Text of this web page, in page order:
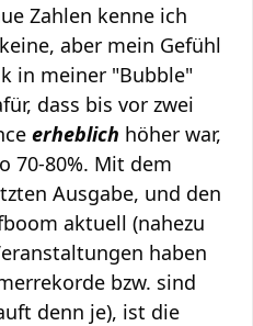
Zahlen kenne ich
aber mein Gefühl
in meiner "Bubble"
dass bis vor zwei
erheblich höher war,
70-80%. Mit dem
Ausgabe, und den
aktuell (nahezu
haben
bzw. sind
denn je), ist die